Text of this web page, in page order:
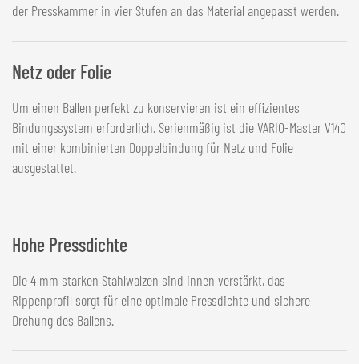
der Presskammer in vier Stufen an das Material angepasst werden.
Netz oder Folie
Um einen Ballen perfekt zu konservieren ist ein effizientes
Bindungssystem erforderlich. Serienmäßig ist die VARIO-Master V140
mit einer kombinierten Doppelbindung für Netz und Folie
ausgestattet.
Hohe Pressdichte
Die 4 mm starken Stahlwalzen sind innen verstärkt, das
Rippenprofil sorgt für eine optimale Pressdichte und sichere
Drehung des Ballens.